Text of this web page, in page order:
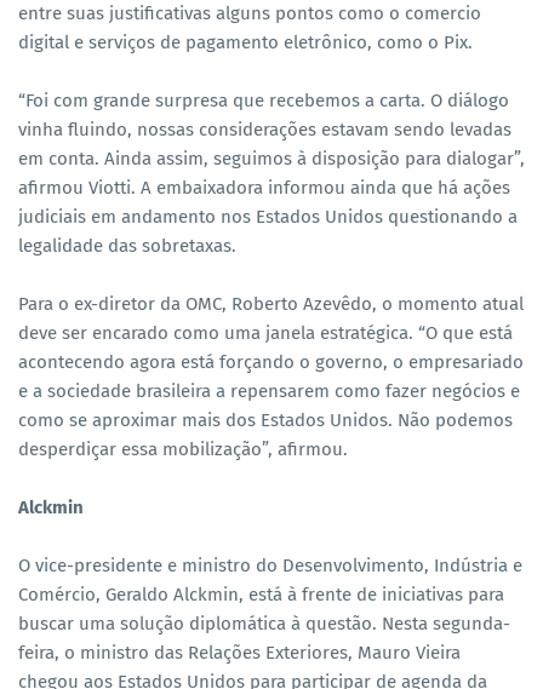
entre suas justificativas alguns pontos como o comercio
digital e serviços de pagamento eletrônico, como o Pix.
“Foi com grande surpresa que recebemos a carta. O diálogo
vinha fluindo, nossas considerações estavam sendo levadas
em conta. Ainda assim, seguimos à disposição para dialogar”,
afirmou Viotti. A embaixadora informou ainda que há ações
judiciais em andamento nos Estados Unidos questionando a
legalidade das sobretaxas.
Para o ex-diretor da OMC, Roberto Azevêdo, o momento atual
deve ser encarado como uma janela estratégica. “O que está
acontecendo agora está forçando o governo, o empresariado
e a sociedade brasileira a repensarem como fazer negócios e
como se aproximar mais dos Estados Unidos. Não podemos
desperdiçar essa mobilização”, afirmou.
Alckmin
O vice-presidente e ministro do Desenvolvimento, Indústria e
Comércio, Geraldo Alckmin, está à frente de iniciativas para
buscar uma solução diplomática à questão. Nesta segunda-
feira, o ministro das Relações Exteriores, Mauro Vieira
chegou aos Estados Unidos para participar de agenda da